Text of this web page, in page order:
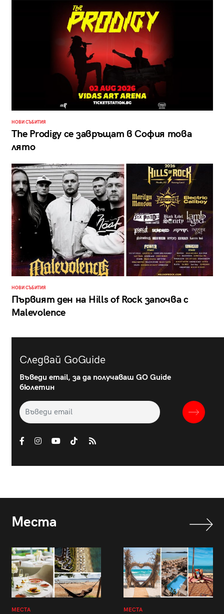
НОВИ СЪБИТИЯ
The Prodigy се завръщат в София това
лято
НОВИ СЪБИТИЯ
Първият ден на Hills of Rock започва с
Malevolence
Следвай GoGuide
Въведи email, за да получаваш GO Guide
бюлетин
Места
МЕСТА МЕСТА